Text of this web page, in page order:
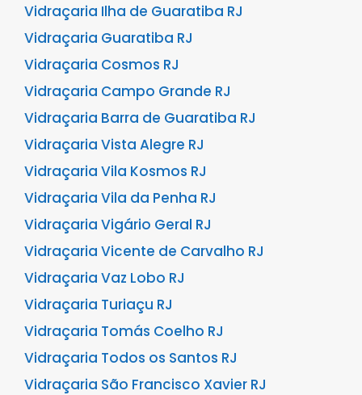
Vidraçaria Ilha de Guaratiba RJ
Vidraçaria Guaratiba RJ
Vidraçaria Cosmos RJ
Vidraçaria Campo Grande RJ
Vidraçaria Barra de Guaratiba RJ
Vidraçaria Vista Alegre RJ
Vidraçaria Vila Kosmos RJ
Vidraçaria Vila da Penha RJ
Vidraçaria Vigário Geral RJ
Vidraçaria Vicente de Carvalho RJ
Vidraçaria Vaz Lobo RJ
Vidraçaria Turiaçu RJ
Vidraçaria Tomás Coelho RJ
Vidraçaria Todos os Santos RJ
Vidraçaria São Francisco Xavier RJ